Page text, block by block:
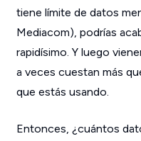
tiene límite de datos
Mediacom), podrías
rapidísimo. Y luego
a veces cuestan más
que estás usando.
Entonces, ¿cuántos